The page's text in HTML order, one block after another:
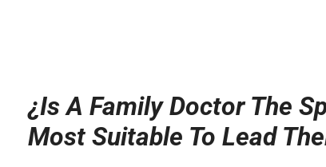
¿Is A Family Doctor The
Most Suitable To Lead